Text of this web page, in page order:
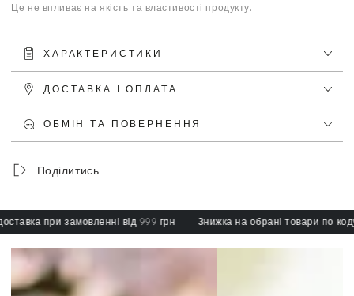
Це не впливає на якість та властивості продукту.
ХАРАКТЕРИСТИКИ
ДОСТАВКА І ОПЛАТА
ОБМІН ТА ПОВЕРНЕННЯ
Поділитись
при замовленні від 999 грн Знижка на обрані товари по коду: